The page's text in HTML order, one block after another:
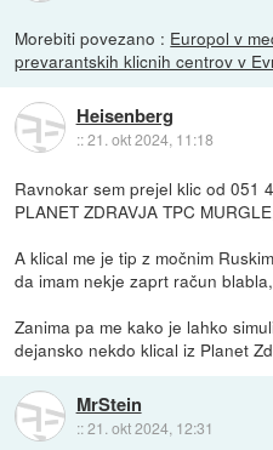
Morebiti povezano : Europol v
prevarantskih klicnih centrov v
Heisenberg
::21. okt 2024, 11:18
Ravnokar sem prejel klic od 051
PLANET ZDRAVJA TPC
A klical me je tip z močnim
da imam nekje zaprt račun
Zanima pa me kako je lahko
dejansko nekdo klical iz Planet
MrStein
::21. okt 2024, 12:31